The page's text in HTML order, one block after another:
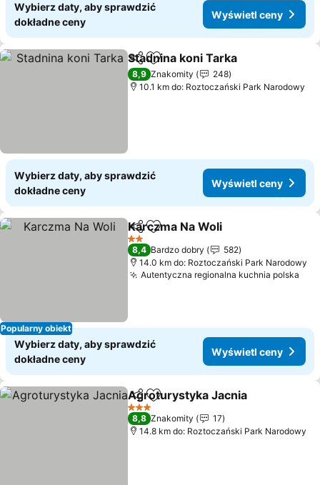
Wybierz daty, aby sprawdzić
dokładne ceny
Wyświetl ceny
Udostępnij
Dodaj do ulubionych
Stadnina koni Tarka
8,9 Znakomity
248
10.1 km do: Roztoczański Park Narodowy
Wybierz daty, aby sprawdzić
dokładne ceny
Wyświetl ceny
Popularny obiekt
Udostępnij
Dodaj do ulubionych
Karczma Na Woli
2 Kategoria
8,4 Bardzo dobry
582
14.0 km do: Roztoczański Park Narodowy
Autentyczna regionalna kuchnia polska
Wybierz daty, aby sprawdzić
dokładne ceny
Wyświetl ceny
Udostępnij
Dodaj do ulubionych
Agroturystyka Jacnia
3 Kategoria
8,8 Znakomity
17
14.8 km do: Roztoczański Park Narodowy